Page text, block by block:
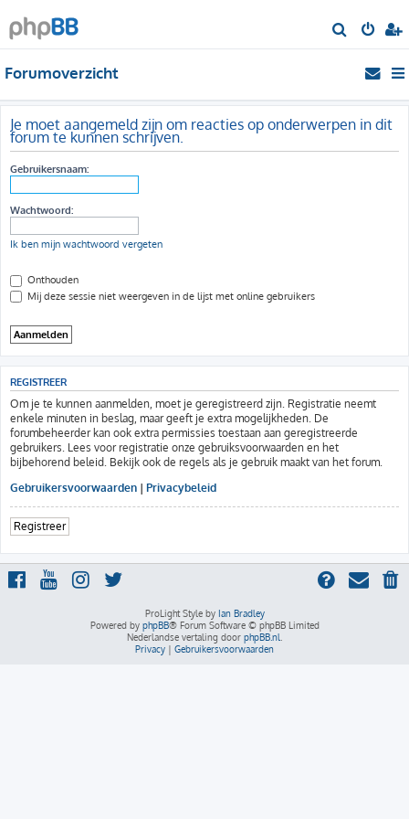
o
Forumoverzicht
Je moet aangemeld zijn om reacties op onderwerpen in dit
forum te kunnen schrijven.
Gebruikersnaam:
Wachtwoord:
Ik ben mijn wachtwoord vergeten
Onthouden
Mij deze sessie niet weergeven in de lijst met online gebruikers
REGISTREER
Om je te kunnen aanmelden, moet je geregistreerd zijn. Registratie neemt
enkele minuten in beslag, maar geeft je extra mogelijkheden. De
forumbeheerder kan ook extra permissies toestaan aan geregistreerde
gebruikers. Lees voor registratie onze gebruiksvoorwaarden en het
bijbehorend beleid. Bekijk ook de regels als je gebruik maakt van het forum.
Gebruikersvoorwaarden | Privacybeleid
Registreer
ProLight Style by Ian Bradley
Powered by phpBB® Forum Software © phpBB Limited
Nederlandse vertaling door phpBB.nl
Privacy | Gebruikersvoorwaarden